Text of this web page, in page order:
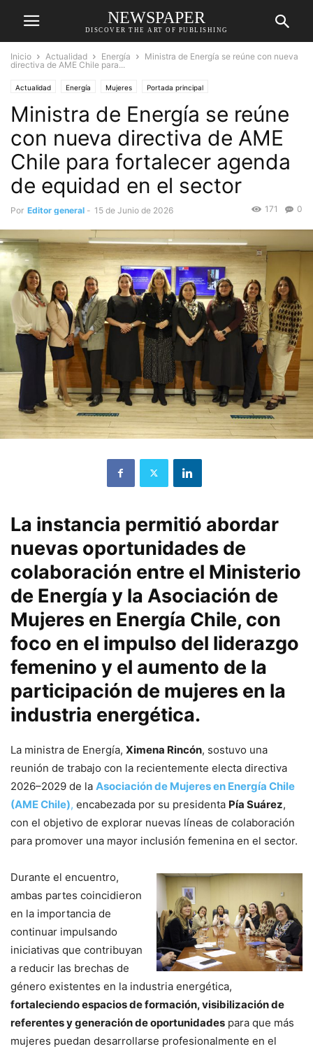
NEWSPAPER
DISCOVER THE ART OF PUBLISHING
Inicio Actualidad Energía
Ministra de Energía se reúne con nueva
directiva de AME Chile para...
Actualidad Energía Mujeres Portada principal
Ministra de Energía se reúne
con nueva directiva de AME
Chile para fortalecer agenda
de equidad en el sector
Por Editor general - 15 de Junio de 2026 0
171
La instancia permitió abordar
nuevas oportunidades de
colaboración entre el Ministerio
de Energía y la Asociación de
Mujeres en Energía Chile, con
foco en el impulso del liderazgo
femenino y el aumento de la
participación de mujeres en la
industria energética.
La ministra de Energía, Ximena Rincón, sostuvo una
reunión de trabajo con la recientemente electa directiva
2026–2029 de la Asociación de Mujeres en Energía Chile
(AME Chile), encabezada por su presidenta Pía Suárez,
con el objetivo de explorar nuevas líneas de colaboración
para promover una mayor inclusión femenina en el sector.
Durante el encuentro,
ambas partes coincidieron
en la importancia de
continuar impulsando
iniciativas que contribuyan
a reducir las brechas de
género existentes en la industria energética,
fortaleciendo espacios de formación, visibilización de
referentes y generación de oportunidades para que más
mujeres puedan desarrollarse profesionalmente en el